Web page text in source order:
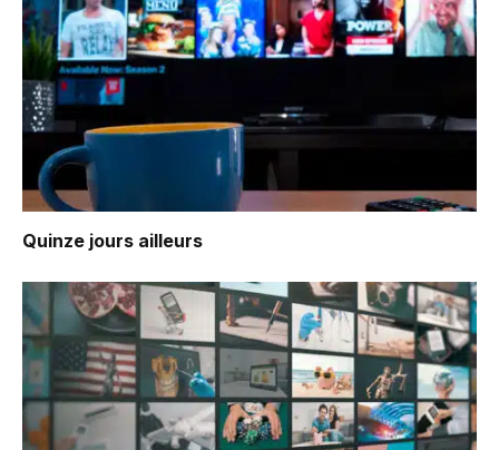
Quinze jours ailleurs